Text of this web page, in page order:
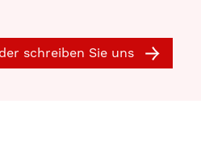
schreiben Sie uns